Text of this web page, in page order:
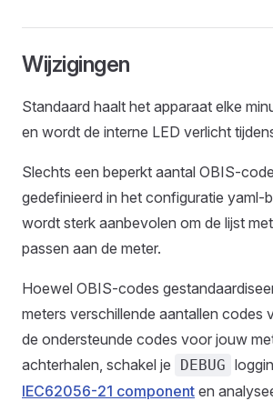
Wijzigingen
Standaard haalt het apparaat elke
en wordt de interne LED verlicht
Slechts een beperkt aantal OBIS-
gedefinieerd in het configuratie yaml-
wordt sterk aanbevolen om de lijst
passen aan de meter.
Hoewel OBIS-codes
meters verschillende aantallen codes
de ondersteunde codes voor jouw
achterhalen, schakel je
DEBUG
IEC62056-21 component en